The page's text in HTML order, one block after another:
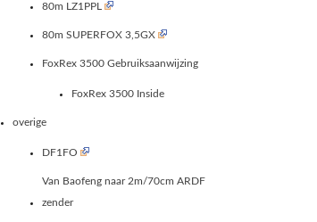
80m LZ1PPL
80m SUPERFOX 3,5GX
FoxRex 3500 Gebruiksaanwijzing
FoxRex 3500 Inside
overige
DF1FO
Van Baofeng naar 2m/70cm ARDF
zender